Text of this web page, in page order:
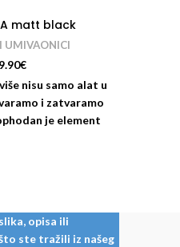
matt black
UMIVAONICI
€
nisu samo alat u
i zatvaramo
je element
opisa ili
ste tražili iz našeg